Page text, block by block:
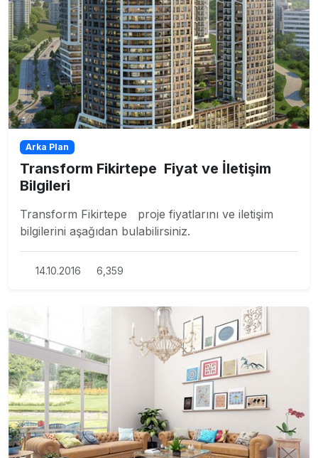
Arka Plan
Transform Fikirtepe Fiyat ve İletişim
Bilgileri
Transform Fikirtepe proje fiyatlarını ve iletişim
bilgilerini aşağıdan bulabilirsiniz.
14.10.2016 6,359